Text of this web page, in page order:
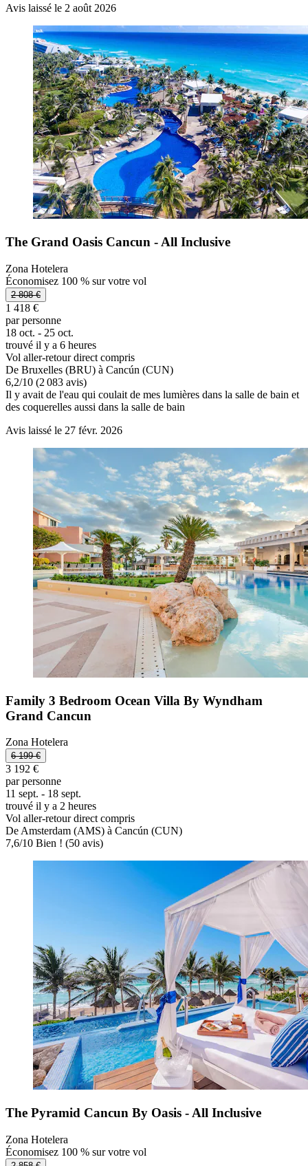
Avis laissé le 2 août 2026
The Grand Oasis Cancun - All Inclusive
Zona Hotelera
Économisez 100 % sur votre vol
2 808 €
1 418 €
par personne
18 oct. - 25 oct.
trouvé il y a 6 heures
Vol aller-retour direct compris
De Bruxelles (BRU) à Cancún (CUN)
6,2/10 (2 083 avis)
Il y avait de l'eau qui coulait de mes lumières dans la salle de bain et
des coquerelles aussi dans la salle de bain
Avis laissé le 27 févr. 2026
Family 3 Bedroom Ocean Villa By Wyndham
Grand Cancun
Zona Hotelera
6 199 €
3 192 €
par personne
11 sept. - 18 sept.
trouvé il y a 2 heures
Vol aller-retour direct compris
De Amsterdam (AMS) à Cancún (CUN)
7,6/10 Bien ! (50 avis)
The Pyramid Cancun By Oasis - All Inclusive
Zona Hotelera
Économisez 100 % sur votre vol